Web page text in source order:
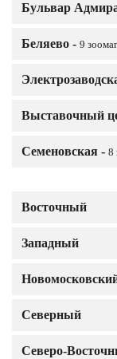
Бульвар
Беляево - 9
Выставочный
Семеновская - 8
Восточный
Западный
Северный
Северо-